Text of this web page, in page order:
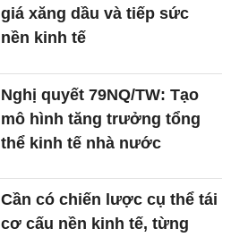
giá xăng dầu và tiếp sức
nền kinh tế
Nghị quyết 79NQ/TW: Tạo
mô hình tăng trưởng tổng
thể kinh tế nhà nước
Cần có chiến lược cụ thể tái
cơ cấu nền kinh tế, từng